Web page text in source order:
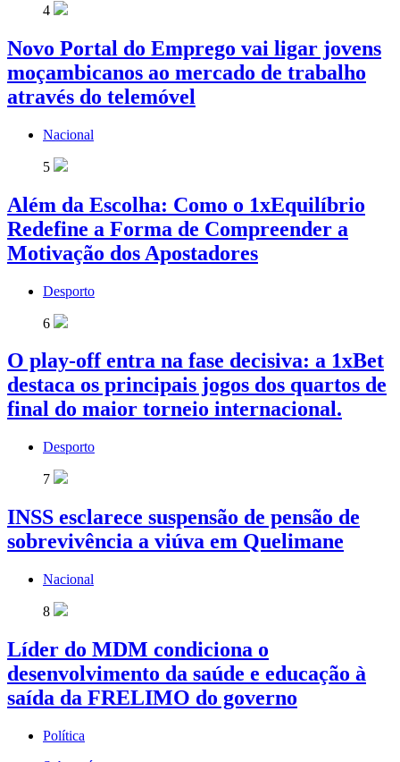
4
Novo Portal do Emprego vai ligar jovens
moçambicanos ao mercado de trabalho
através do telemóvel
Nacional
5
Além da Escolha: Como o 1xEquilíbrio
Redefine a Forma de Compreender a
Motivação dos Apostadores
Desporto
6
O play-off entra na fase decisiva: a 1xBet
destaca os principais jogos dos quartos de
final do maior torneio internacional.
Desporto
7
INSS esclarece suspensão de pensão de
sobrevivência a viúva em Quelimane
Nacional
8
Líder do MDM condiciona o
desenvolvimento da saúde e educação à
saída da FRELIMO do governo
Política